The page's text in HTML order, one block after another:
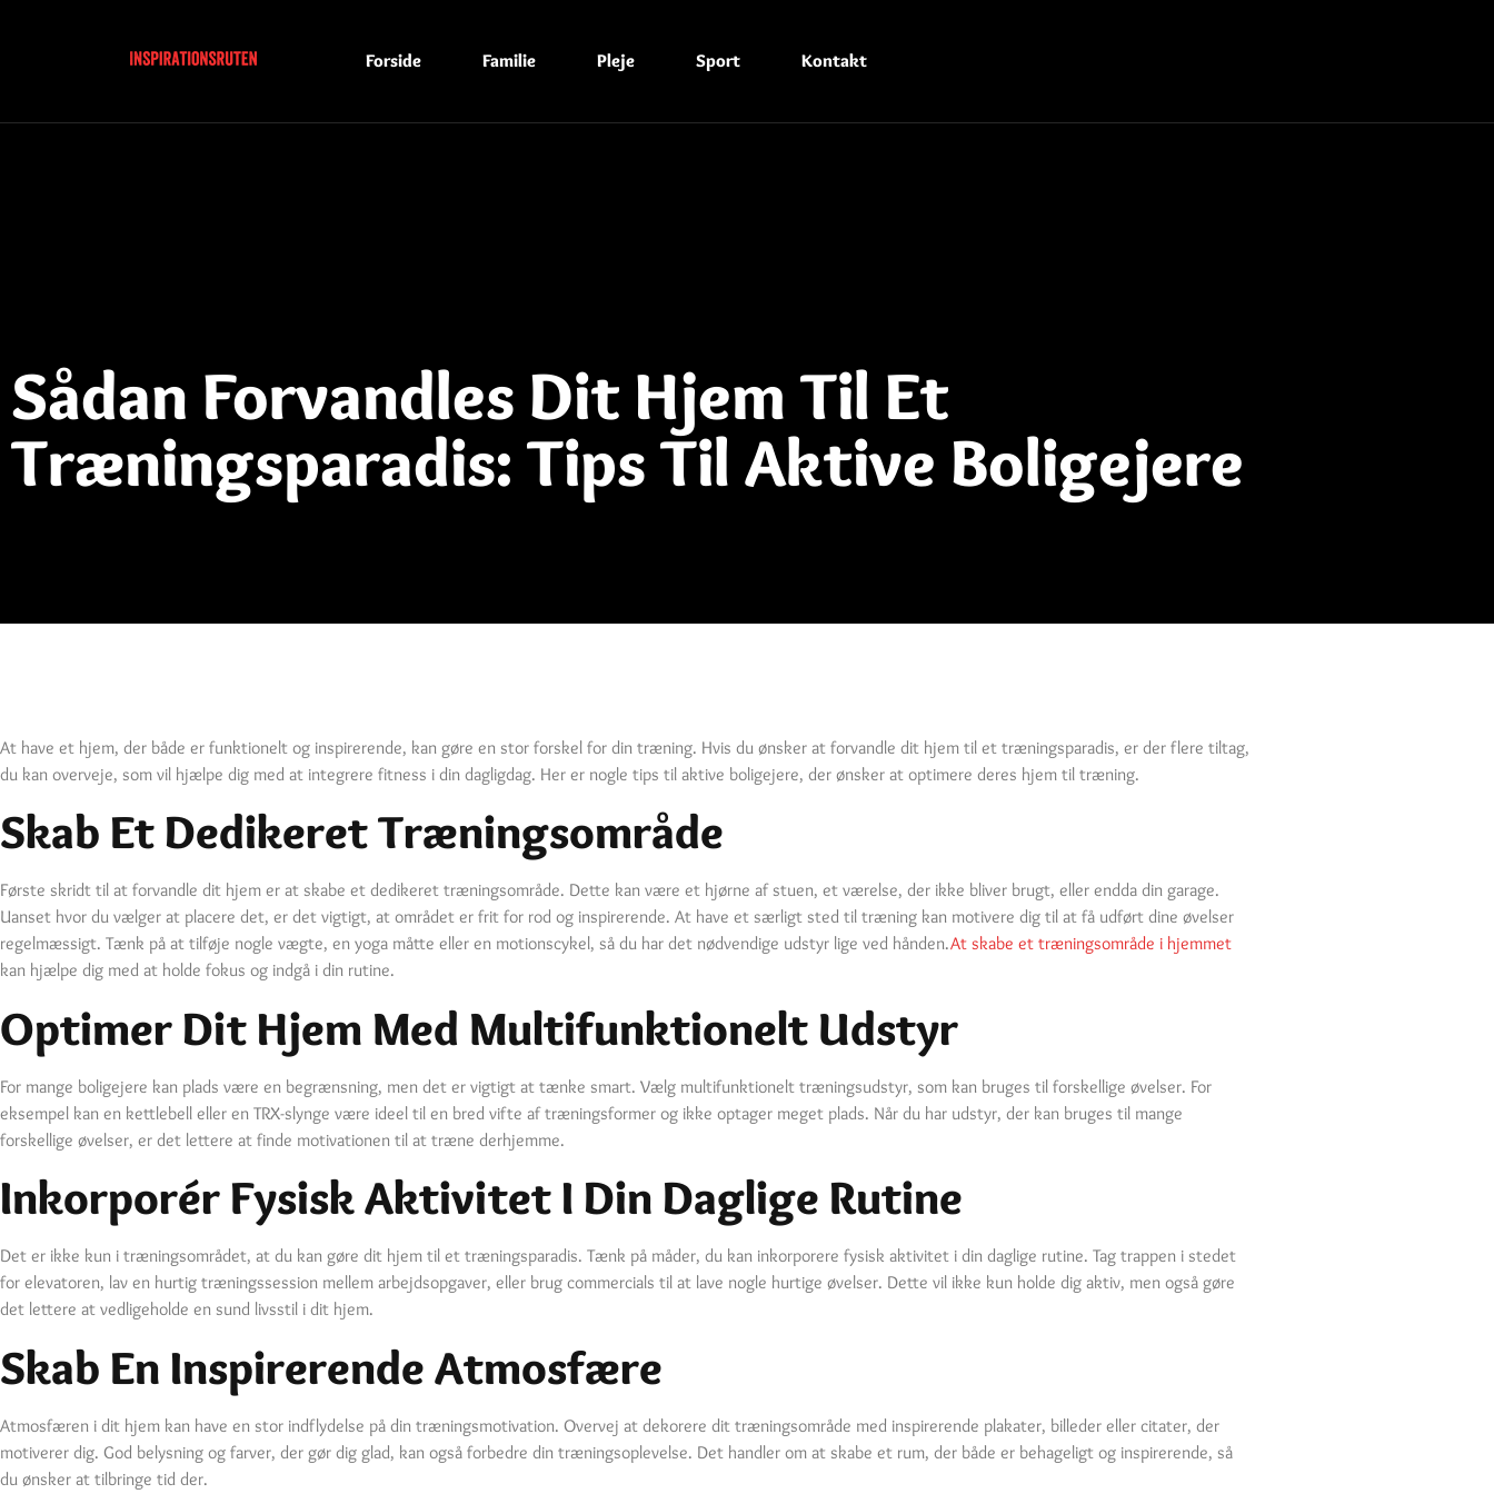
Forside Familie Pleje Sport Kontakt
Sådan Forvandles Dit Hjem Til Et
Træningsparadis: Tips Til Aktive Boligejere
At have et hjem, der både er funktionelt og inspirerende, kan gøre en stor forskel for din træning. Hvis du ønsker at forvandle dit hjem til et træningsparadis, er der flere tiltag,
du kan overveje, som vil hjælpe dig med at integrere fitness i din dagligdag. Her er nogle tips til aktive boligejere, der ønsker at optimere deres hjem til træning.
Skab Et Dedikeret Træningsområde
Første skridt til at forvandle dit hjem er at skabe et dedikeret træningsområde. Dette kan være et hjørne af stuen, et værelse, der ikke bliver brugt, eller endda din garage.
Uanset hvor du vælger at placere det, er det vigtigt, at området er frit for rod og inspirerende. At have et særligt sted til træning kan motivere dig til at få udført dine øvelser
regelmæssigt. Tænk på at tilføje nogle vægte, en yoga måtte eller en motionscykel, så du har det nødvendige udstyr lige ved hånden.At skabe et træningsområde i hjemmet
kan hjælpe dig med at holde fokus og indgå i din rutine.
Optimer Dit Hjem Med Multifunktionelt Udstyr
For mange boligejere kan plads være en begrænsning, men det er vigtigt at tænke smart. Vælg multifunktionelt træningsudstyr, som kan bruges til forskellige øvelser. For
eksempel kan en kettlebell eller en TRX-slynge være ideel til en bred vifte af træningsformer og ikke optager meget plads. Når du har udstyr, der kan bruges til mange
forskellige øvelser, er det lettere at finde motivationen til at træne derhjemme.
Inkorporér Fysisk Aktivitet I Din Daglige Rutine
Det er ikke kun i træningsområdet, at du kan gøre dit hjem til et træningsparadis. Tænk på måder, du kan inkorporere fysisk aktivitet i din daglige rutine. Tag trappen i stedet
for elevatoren, lav en hurtig træningssession mellem arbejdsopgaver, eller brug commercials til at lave nogle hurtige øvelser. Dette vil ikke kun holde dig aktiv, men også gøre
det lettere at vedligeholde en sund livsstil i dit hjem.
Skab En Inspirerende Atmosfære
Atmosfæren i dit hjem kan have en stor indflydelse på din træningsmotivation. Overvej at dekorere dit træningsområde med inspirerende plakater, billeder eller citater, der
motiverer dig. God belysning og farver, der gør dig glad, kan også forbedre din træningsoplevelse. Det handler om at skabe et rum, der både er behageligt og inspirerende, så
du ønsker at tilbringe tid der.